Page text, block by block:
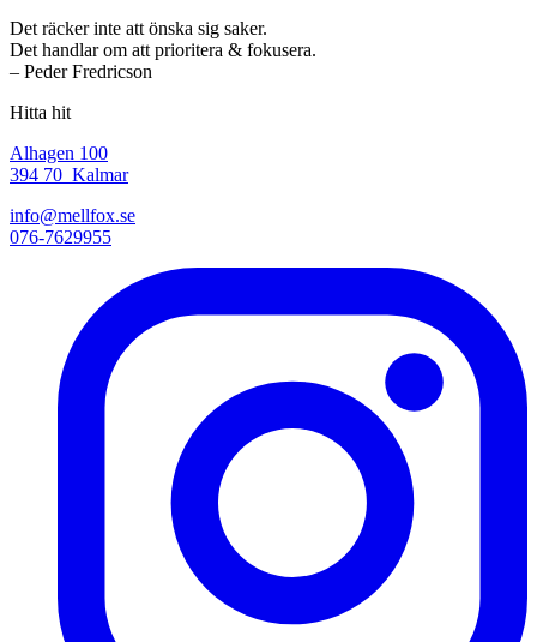
Det räcker inte att önska sig saker.
Det handlar om att prioritera & fokusera.
– Peder Fredricson
Hitta hit
Alhagen 100
394 70 Kalmar
info@mellfox.se
076-7629955